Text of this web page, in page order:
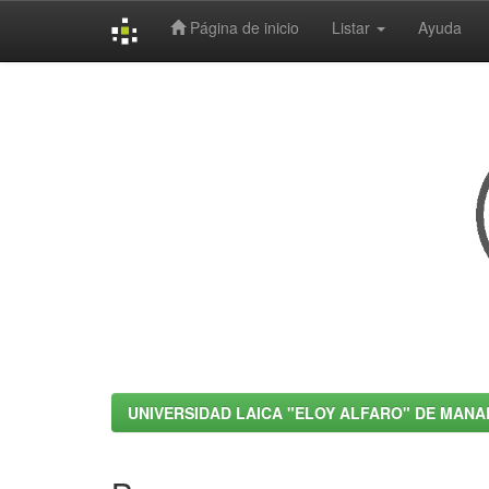
Página de inicio Listar Ayuda
UNIVERSIDAD LAICA "ELOY ALFARO" DE